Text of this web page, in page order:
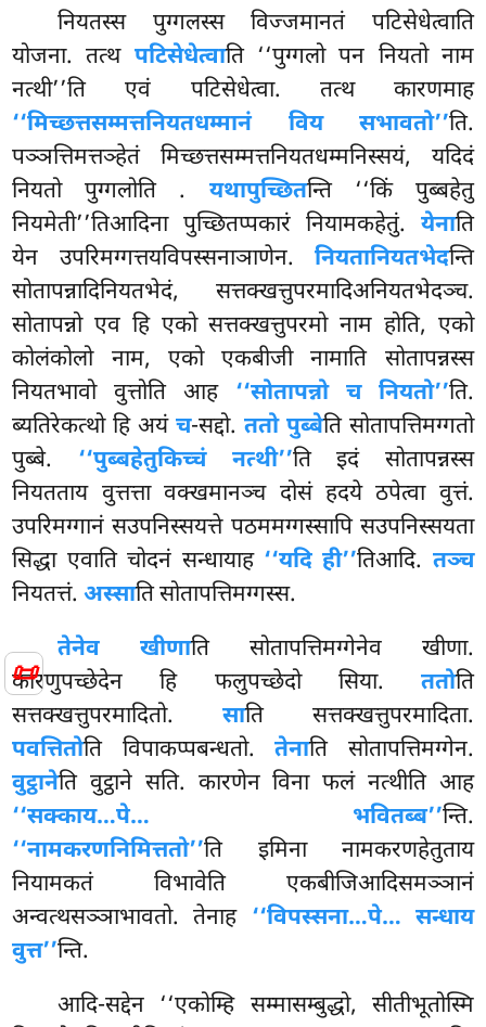
📜
नियतस्स पुग्गलस्स विज्जमानतं पटिसेधेत्वाति
योजना. तत्थ पटिसेधेत्वाति ‘‘पुग्गलो पन नियतो नाम
नत्थी’’ति एवं पटिसेधेत्वा. तत्थ कारणमाह
‘‘मिच्छत्तसम्मत्तनियतधम्मानं विय सभावतो’’ति.
पञ्ञत्तिमत्तञ्हेतं मिच्छत्तसम्मत्तनियतधम्मनिस्सयं, यदिदं
नियतो पुग्गलोति . यथापुच्छितन्ति ‘‘किं पुब्बहेतु
नियमेती’’तिआदिना पुच्छितप्पकारं नियामकहेतुं. येनाति
येन उपरिमग्गत्तयविपस्सनाञाणेन. नियतानियतभेदन्ति
सोतापन्नादिनियतभेदं, सत्तक्खत्तुपरमादिअनियतभेदञ्च.
सोतापन्नो एव हि एको सत्तक्खत्तुपरमो नाम होति, एको
कोलंकोलो नाम, एको एकबीजी नामाति सोतापन्नस्स
नियतभावो वुत्तोति आह ‘‘सोतापन्नो च नियतो’’ति.
ब्यतिरेकत्थो हि अयं च-सद्दो. ततो पुब्बेति सोतापत्तिमग्गतो
पुब्बे. ‘‘पुब्बहेतुकिच्चं नत्थी’’ति इदं सोतापन्नस्स
नियतताय वुत्तत्ता वक्खमानञ्च दोसं हदये ठपेत्वा वुत्तं.
उपरिमग्गानं सउपनिस्सयत्ते पठममग्गस्सापि सउपनिस्सयता
सिद्धा एवाति चोदनं सन्धायाह ‘‘यदि ही’’तिआदि. तञ्च
नियतत्तं.अस्साति सोतापत्तिमग्गस्स.
तेनेव खीणाति सोतापत्तिमग्गेनेव खीणा.
कारणुपच्छेदेन हि फलुपच्छेदो सिया. ततोति
सत्तक्खत्तुपरमादितो. साति सत्तक्खत्तुपरमादिता.
पवत्तितोति विपाकप्पबन्धतो.तेनाति सोतापत्तिमग्गेन.
वुट्ठानेति वुट्ठाने सति. कारणेन विना फलं नत्थीति आह
‘‘सक्काय…पे… भवितब्ब’’न्ति.
‘‘नामकरणनिमित्ततो’’ति इमिना नामकरणहेतुताय
नियामकतं विभावेति एकबीजिआदिसमञ्ञानं
अन्वत्थसञ्ञाभावतो. तेनाह ‘‘विपस्सना…पे… सन्धाय
वुत्त’’न्ति.
आदि-सद्देन ‘‘एकोम्हि सम्मासम्बुद्धो, सीतीभूतोस्मि